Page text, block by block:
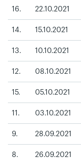
16. 22.10.2021
14. 15.10.2021
13. 10.10.2021
12. 08.10.2021
15. 05.10.2021
11. 03.10.2021
9. 28.09.2021
8. 26.09.2021